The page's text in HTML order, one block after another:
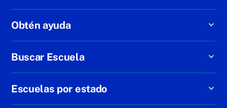
Obtén ayuda
Buscar Escuela
Escuelas por estado